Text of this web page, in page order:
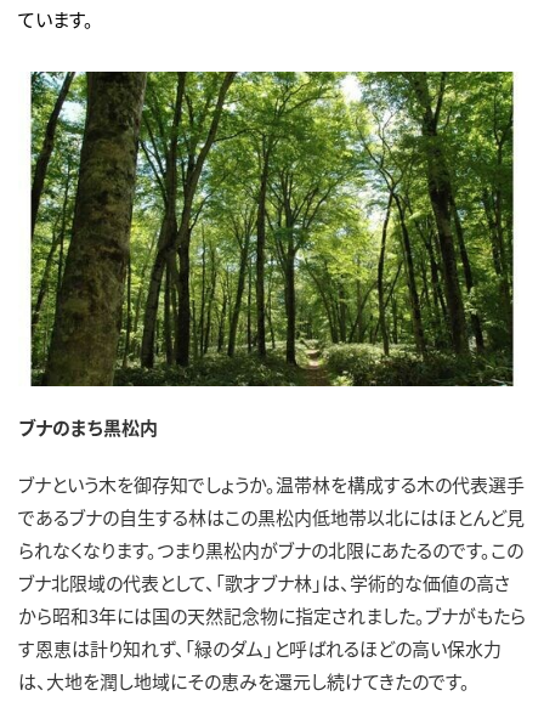
ています。
ブナのまち黒松内
ブナという木を御存知でしょうか。温帯林を構成する木の代表選手
であるブナの自生する林はこの黒松内低地帯以北にはほとんど見
られなくなります。つまり黒松内がブナの北限にあたるのです。この
ブナ北限域の代表として、「歌才ブナ林」は、学術的な価値の高さ
から昭和3年には国の天然記念物に指定されました。ブナがもたら
す恩恵は計り知れず、「緑のダム」と呼ばれるほどの高い保水力
は、大地を潤し地域にその恵みを還元し続けてきたのです。